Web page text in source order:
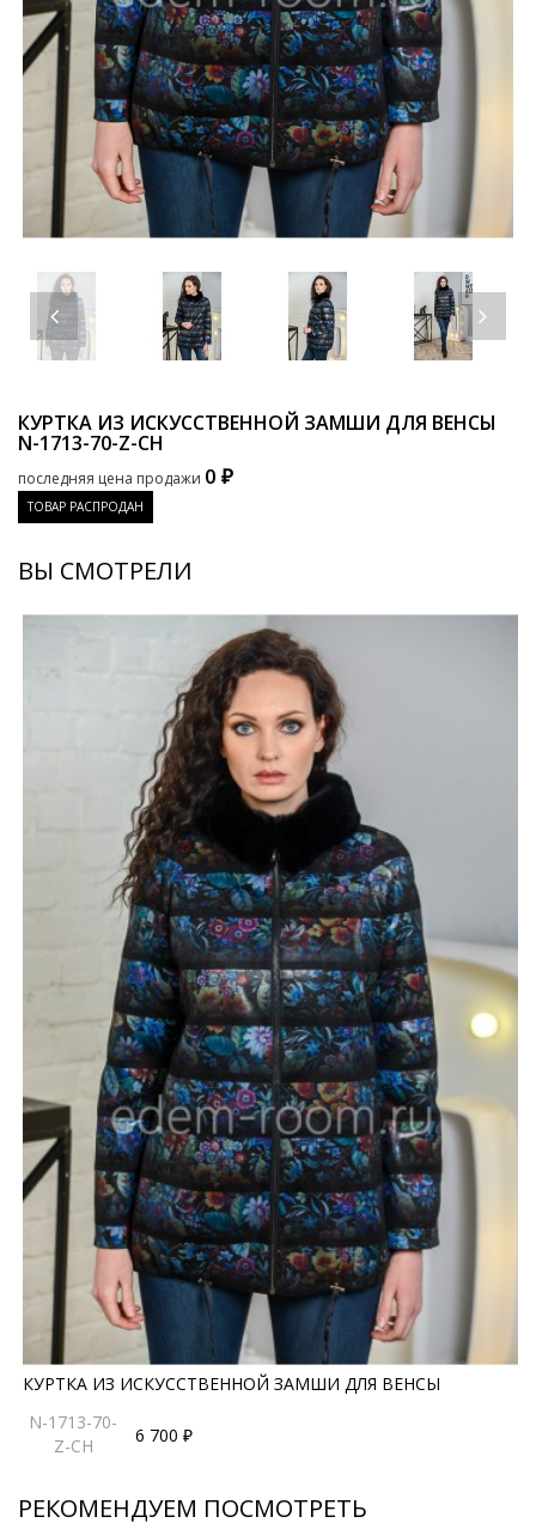
КУРТКА ИЗ ИСКУССТВЕННОЙ ЗАМШИ ДЛЯ ВЕНСЫ
N-1713-70-Z-CH
последняя цена продажи 0 ₽
ТОВАР РАСПРОДАН
ВЫ СМОТРЕЛИ
КУРТКА ИЗ ИСКУССТВЕННОЙ ЗАМШИ ДЛЯ ВЕНСЫ
N-1713-70-
Z-CH
6 700 ₽
РЕКОМЕНДУЕМ ПОСМОТРЕТЬ